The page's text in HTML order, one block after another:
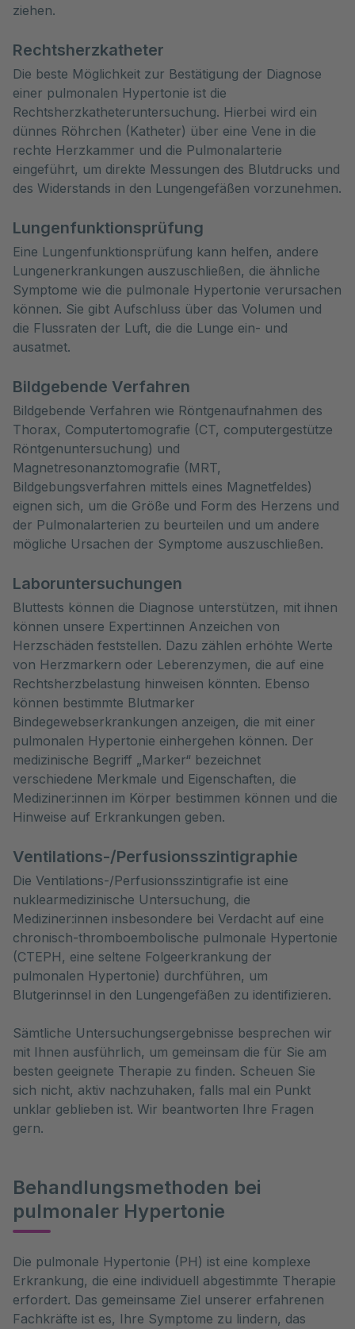
ziehen.
Rechtsherzkatheter
Die beste Möglichkeit zur Bestätigung der Diagnose
einer pulmonalen Hypertonie ist die
Rechtsherzkatheteruntersuchung. Hierbei wird ein
dünnes Röhrchen (Katheter) über eine Vene in die
rechte Herzkammer und die Pulmonalarterie
eingeführt, um direkte Messungen des Blutdrucks und
des Widerstands in den Lungengefäßen vorzunehmen.
Lungenfunktionsprüfung
Eine Lungenfunktionsprüfung kann helfen, andere
Lungenerkrankungen auszuschließen, die ähnliche
Symptome wie die pulmonale Hypertonie verursachen
können. Sie gibt Aufschluss über das Volumen und
die Flussraten der Luft, die die Lunge ein- und
ausatmet.
Bildgebende Verfahren
Bildgebende Verfahren wie Röntgenaufnahmen des
Thorax, Computertomografie (CT, computergestütze
Röntgenuntersuchung) und
Magnetresonanztomografie (MRT,
Bildgebungsverfahren mittels eines Magnetfeldes)
eignen sich, um die Größe und Form des Herzens und
der Pulmonalarterien zu beurteilen und um andere
mögliche Ursachen der Symptome auszuschließen.
Laboruntersuchungen
Bluttests können die Diagnose unterstützen, mit ihnen
können unsere Expert:innen Anzeichen von
Herzschäden feststellen. Dazu zählen erhöhte Werte
von Herzmarkern oder Leberenzymen, die auf eine
Rechtsherzbelastung hinweisen könnten. Ebenso
können bestimmte Blutmarker
Bindegewebserkrankungen anzeigen, die mit einer
pulmonalen Hypertonie einhergehen können. Der
medizinische Begriff „Marker“ bezeichnet
verschiedene Merkmale und Eigenschaften, die
Mediziner:innen im Körper bestimmen können und die
Hinweise auf Erkrankungen geben.
Ventilations-/Perfusionsszintigraphie
Die Ventilations-/Perfusionsszintigrafie ist eine
nuklearmedizinische Untersuchung, die
Mediziner:innen insbesondere bei Verdacht auf eine
chronisch-thromboembolische pulmonale Hypertonie
(CTEPH, eine seltene Folgeerkrankung der
pulmonalen Hypertonie) durchführen, um
Blutgerinnsel in den Lungengefäßen zu identifizieren.
Sämtliche Untersuchungsergebnisse besprechen wir
mit Ihnen ausführlich, um gemeinsam die für Sie am
besten geeignete Therapie zu finden. Scheuen Sie
sich nicht, aktiv nachzuhaken, falls mal ein Punkt
unklar geblieben ist. Wir beantworten Ihre Fragen
gern.
Behandlungsmethoden bei
pulmonaler Hypertonie
Die pulmonale Hypertonie (PH) ist eine komplexe
Erkrankung, die eine individuell abgestimmte Therapie
erfordert. Das gemeinsame Ziel unserer erfahrenen
Fachkräfte ist es, Ihre Symptome zu lindern, das